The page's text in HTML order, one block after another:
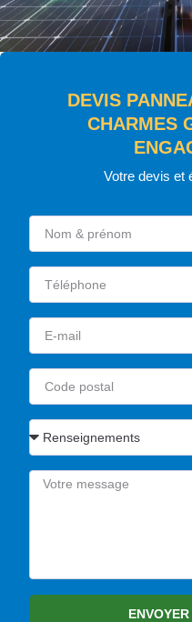
DEVIS
CHARMES
Votre devis et